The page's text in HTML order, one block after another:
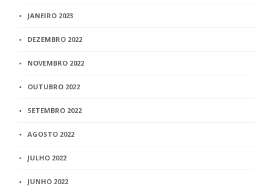
JANEIRO 2023
DEZEMBRO 2022
NOVEMBRO 2022
OUTUBRO 2022
SETEMBRO 2022
AGOSTO 2022
JULHO 2022
JUNHO 2022